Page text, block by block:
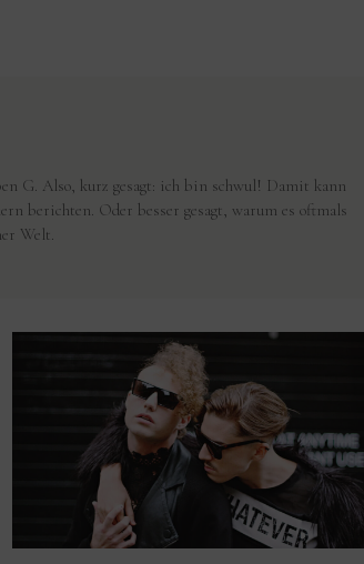
G. Also, kurz gesagt: ich bin schwul! Damit kann
berichten. Oder besser gesagt, warum es oftmals
Welt.